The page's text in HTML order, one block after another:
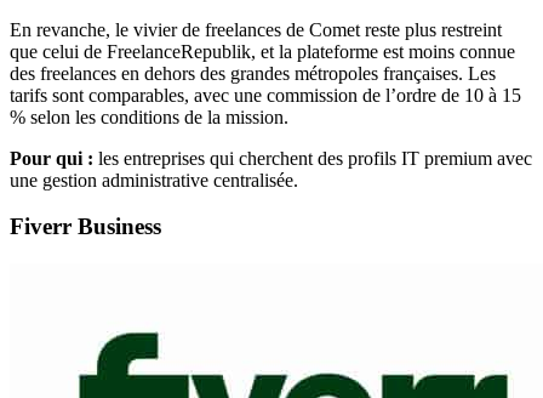
En revanche, le vivier de freelances de Comet reste plus restreint
que celui de FreelanceRepublik, et la plateforme est moins connue
des freelances en dehors des grandes métropoles françaises. Les
tarifs sont comparables, avec une commission de l’ordre de 10 à 15
% selon les conditions de la mission.
Pour qui : les entreprises qui cherchent des profils IT premium avec
une gestion administrative centralisée.
Fiverr Business